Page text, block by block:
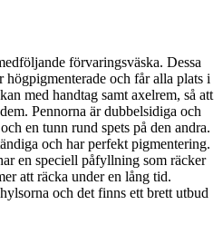
förvaringsväska. Dessa
högpigmenterade och får alla plats i
med handtag samt axelrem, så att
Pennorna är dubbelsidiga och
en tunn rund spets på den andra.
och har perfekt pigmentering.
en speciell påfyllning som räcker
att räcka under en lång tid.
och det finns ett brett utbud